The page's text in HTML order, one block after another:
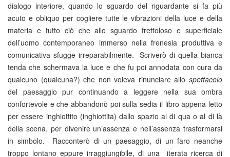
dialogo interiore, quando lo sguardo del riguardante si fa più
acuto e obliquo per cogliere tutte le vibrazioni della luce e della
materia e tutto ciò che allo sguardo frettoloso e superficiale
dell’uomo contemporaneo immerso nella frenesia produttiva e
comunicativa sfugge irreparabilmente. Scriverò di quella bianca
tenda che schermava la luce e che fu poi annodata con cura da
qualcuno (qualcuna?) che non voleva rinunciare allo spettacolo
del paesaggio pur continuando a leggere nella sua ombra
confortevole e che abbandonò poi sulla sedia il libro appena letto
per essere inghiottito (inghiottita) dallo spazio al di qua o al di là
della scena, per divenire un’assenza e nell’assenza trasformarsi
in simbolo. Racconterò di un paesaggio, di un faro neanche
troppo lontano eppure irraggiungibile, di una iterata ricerca di